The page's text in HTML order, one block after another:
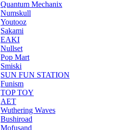
Quantum Mechanix
Numskull
Youtooz
Sakami
EAKI
Nullset
Pop Mart
Smiski
SUN FUN STATION
Funism
TOP TOY
AET
Wuthering Waves
Bushiroad
Mofusand